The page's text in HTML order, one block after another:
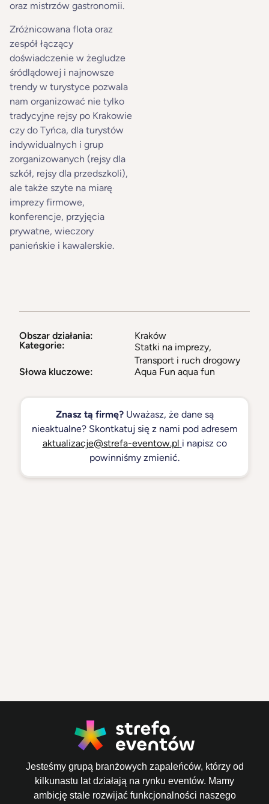
oraz mistrzów gastronomii.
Zróżnicowana flota oraz
zespół łączący
doświadczenie w żegludze
śródlądowej i najnowsze
trendy w turystyce pozwala
nam organizować nie tylko
tradycyjne rejsy po Krakowie
czy do Tyńca, dla turystów
indywidualnych i grup
zorganizowanych (rejsy dla
szkół, rejsy dla przedszkoli),
ale także szyte na miarę
imprezy firmowe,
konferencje, przyjęcia
prywatne, wieczory
panieńskie i kawalerskie.
Obszar działania:
Kraków
Kategorie:
Statki na imprezy,
Transport i ruch drogowy
Słowa kluczowe:
Aqua Fun aqua fun
Znasz tą firmę?Uważasz, że dane są
nieaktualne? Skontkatuj się z nami pod adresem
aktualizacje@strefa-eventow.pl i napisz co
powinniśmy zmienić.
Jesteśmy grupą branżowych zapaleńców, którzy od
kilkunastu lat działają na rynku eventów. Mamy
ambicję stale rozwijać funkcjonalności naszego